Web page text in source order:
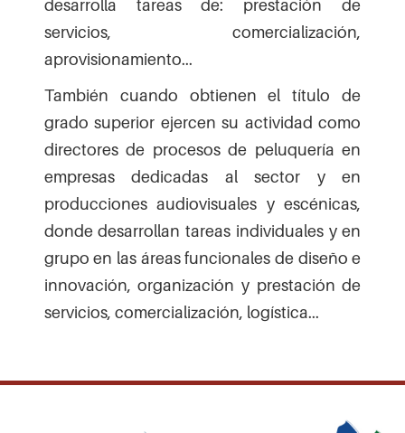
desarrolla tareas de: prestación de
servicios, comercialización,
aprovisionamiento...
También cuando obtienen el título de
grado superior ejercen su actividad como
directores de procesos de peluquería en
empresas dedicadas al sector y en
producciones audiovisuales y escénicas,
donde desarrollan tareas individuales y en
grupo en las áreas funcionales de diseño e
innovación, organización y prestación de
servicios, comercialización, logística...